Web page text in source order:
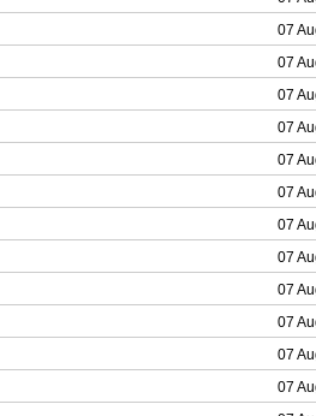
07
07
07
07
07
07
07
07
07
07
07
07